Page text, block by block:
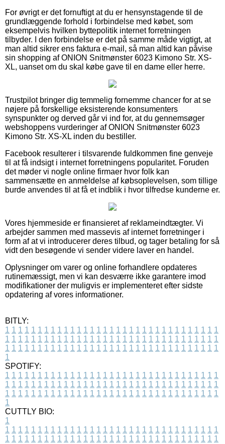
For øvrigt er det fornuftigt at du er hensynstagende til de
grundlæggende forhold i forbindelse med købet, som
eksempelvis hvilken byttepolitik internet forretningen
tilbyder. I den forbindelse er det på samme måde vigtigt, at
man altid sikrer ens faktura e-mail, så man altid kan påvise
sin shopping af ONION Snitmønster 6023 Kimono Str. XS-
XL, uanset om du skal købe gave til en dame eller herre.
Trustpilot bringer dig temmelig fornemme chancer for at se
nøjere på forskellige eksisterende konsumenters
synspunkter og derved går vi ind for, at du gennemsøger
webshoppens vurderinger af ONION Snitmønster 6023
Kimono Str. XS-XL inden du bestiller.
Facebook resulterer i tilsvarende fuldkommen fine genveje
til at få indsigt i internet forretningens popularitet. Foruden
det møder vi nogle online firmaer hvor folk kan
sammensætte en anmeldelse af købsoplevelsen, som tillige
burde anvendes til at få et indblik i hvor tilfredse kunderne er.
Vores hjemmeside er finansieret af reklameindtægter. Vi
arbejder sammen med massevis af internet forretninger i
form af at vi introducerer deres tilbud, og tager betaling for så
vidt den besøgende vi sender videre laver en handel.
Oplysninger om varer og online forhandlere opdateres
rutinemæssigt, men vi kan desværre ikke garantere imod
modifikationer der muligvis er implementeret efter sidste
opdatering af vores informationer.
BITLY:
1 1 1 1 1 1 1 1 1 1 1 1 1 1 1 1 1 1 1 1 1 1 1 1 1 1 1 1 1 1 1 1 1
1 1 1 1 1 1 1 1 1 1 1 1 1 1 1 1 1 1 1 1 1 1 1 1 1 1 1 1 1 1 1 1 1
1 1 1 1 1 1 1 1 1 1 1 1 1 1 1 1 1 1 1 1 1 1 1 1 1 1 1 1 1 1 1 1 1
1
SPOTIFY:
1 1 1 1 1 1 1 1 1 1 1 1 1 1 1 1 1 1 1 1 1 1 1 1 1 1 1 1 1 1 1 1 1
1 1 1 1 1 1 1 1 1 1 1 1 1 1 1 1 1 1 1 1 1 1 1 1 1 1 1 1 1 1 1 1 1
1 1 1 1 1 1 1 1 1 1 1 1 1 1 1 1 1 1 1 1 1 1 1 1 1 1 1 1 1 1 1 1 1
1
CUTTLY BIO:
1
1 1 1 1 1 1 1 1 1 1 1 1 1 1 1 1 1 1 1 1 1 1 1 1 1 1 1 1 1 1 1 1 1
1 1 1 1 1 1 1 1 1 1 1 1 1 1 1 1 1 1 1 1 1 1 1 1 1 1 1 1 1 1 1 1 1